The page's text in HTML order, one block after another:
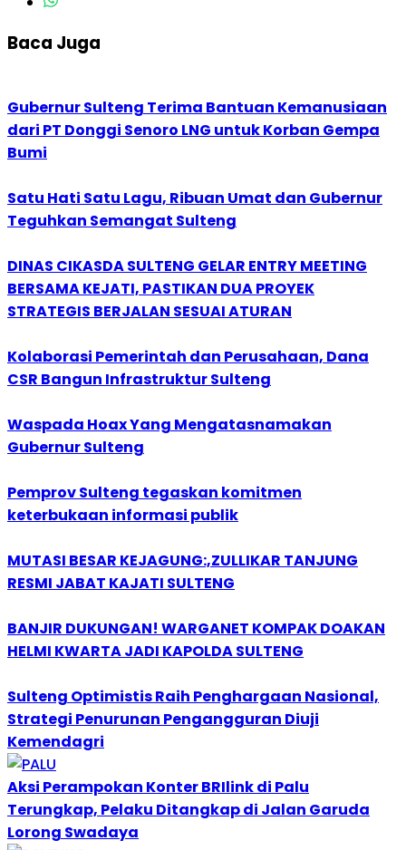
Baca Juga
Gubernur Sulteng Terima Bantuan Kemanusiaan
dari PT Donggi Senoro LNG untuk Korban Gempa
Bumi
Satu Hati Satu Lagu, Ribuan Umat dan Gubernur
Teguhkan Semangat Sulteng
DINAS CIKASDA SULTENG GELAR ENTRY MEETING
BERSAMA KEJATI, PASTIKAN DUA PROYEK
STRATEGIS BERJALAN SESUAI ATURAN
Kolaborasi Pemerintah dan Perusahaan, Dana
CSR Bangun Infrastruktur Sulteng
Waspada Hoax Yang Mengatasnamakan
Gubernur Sulteng
Pemprov Sulteng tegaskan komitmen
keterbukaan informasi publik
MUTASI BESAR KEJAGUNG:,ZULLIKAR TANJUNG
RESMI JABAT KAJATI SULTENG
BANJIR DUKUNGAN! WARGANET KOMPAK DOAKAN
HELMI KWARTA JADI KAPOLDA SULTENG
Sulteng Optimistis Raih Penghargaan Nasional,
Strategi Penurunan Pengangguran Diuji
Kemendagri
Aksi Perampokan Konter BRIlink di Palu
Terungkap, Pelaku Ditangkap di Jalan Garuda
Lorong Swadaya